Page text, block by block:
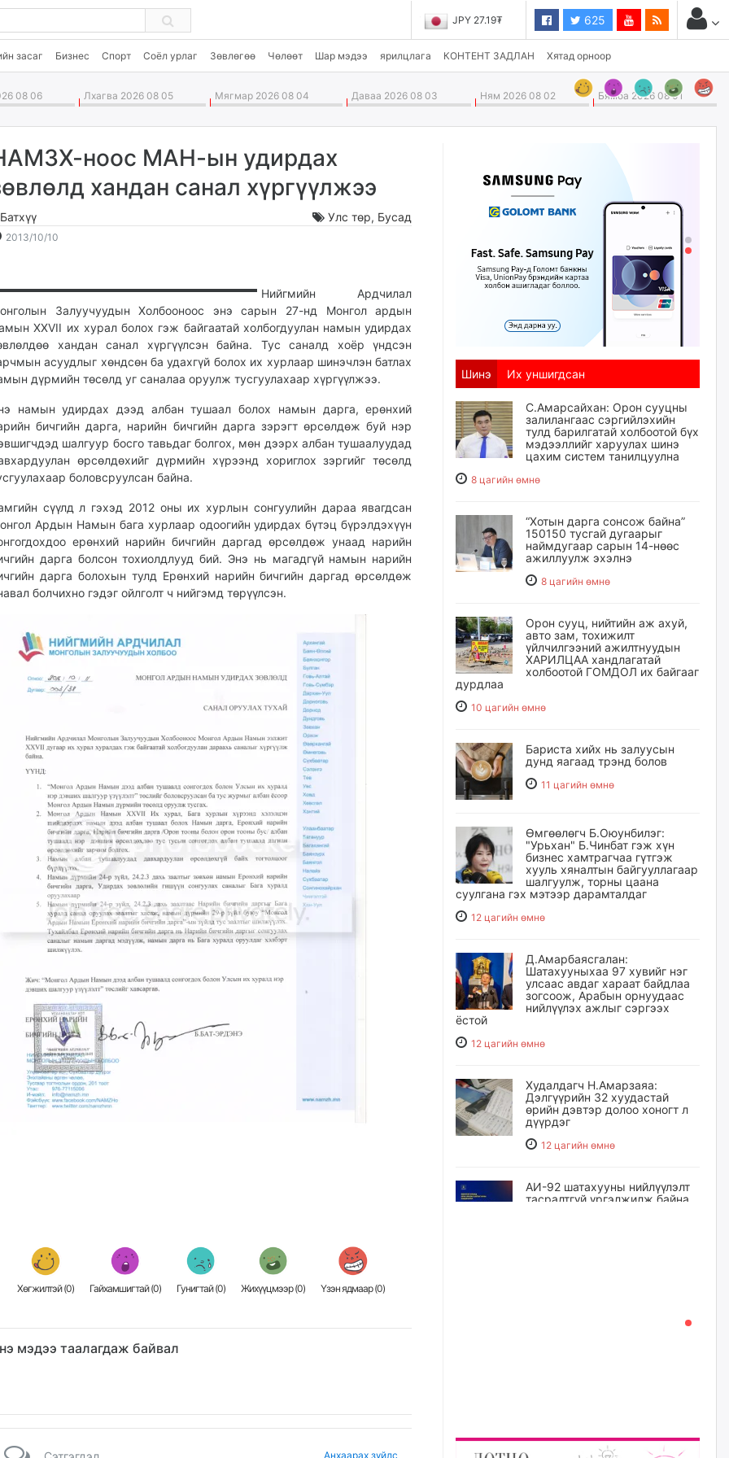
JPY 27.19₮ 625
засаг Бизнес Спорт Соёл урлаг Зөвлөгөө Чөлөөт Шар мэдээ ярилцлага КОНТЕНТ ЗАДЛАН Хятад орноор
08 06 Лхагва 2026 08 05 Мягмар 2026 08 04 Даваа 2026 08 03 Ням 2026 08 02 Бямба 2026 08 01
ноос МАН-ын удирдах
хандан санал хүргүүлжээ
Улс төр, Бусад
2013/10/10
20:11:52
01:15:19
Нийгмийн Ардчилал
Залуучуудын Холбооноос энэ сарын 27-нд Монгол ардын
XXVII их хурал болох гэж байгаатай холбогдуулан намын удирдах
хандан санал хүргүүлсэн байна. Тус саналд хоёр үндсэн
асуудлыг хөндсөн ба удахгүй болох их хурлаар шинэчлэн батлах
дүрмийн төсөлд уг саналаа оруулж тусгуулахаар хүргүүлжээ.
намын удирдах дээд албан тушаал болох намын дарга, ерөнхий
бичгийн дарга, нарийн бичгийн дарга зэрэгт өрсөлдөж буй нэр
шалгуур босго тавьдаг болгох, мөн дээрх албан тушаалуудад
өрсөлдөхийг дүрмийн хүрээнд хориглох зэргийг төсөлд
боловсруулсан байна.
сүүлд л гэхэд 2012 оны их хурлын сонгуулийн дараа явагдсан
Ардын Намын бага хурлаар одоогийн удирдах бүтэц бүрэлдэхүүн
ерөнхий нарийн бичгийн даргад өрсөлдөж унаад нарийн
дарга болсон тохиолдлууд бий. Энэ нь магадгүй намын нарийн
дарга болохын тулд Ерөнхий нарийн бичгийн даргад өрсөлдөж
болчихно гэдэг ойлголт ч нийгэмд төрүүлсэн.
Хөгжилтэй (0) Гайхамшигтай (0) Гунигтай (0) Жихүүцмээр (0) Үзэн ядмаар (0)
мэдээ таалагдаж байвал
Анхаарах зүйлс
Шинэ Их уншигдсан
С.Амарсайхан: Орон сууцны
залилангаас сэргийлэхийн
тулд барилгатай холбоотой бүх
мэдээллийг харуулах шинэ
цахим систем танилцуулна
8 цагийн өмнө
“Хотын дарга сонсож байна”
150150 тусгай дугаарыг
наймдугаар сарын 14-нөөс
ажиллуулж эхэлнэ
8 цагийн өмнө
Орон сууц, нийтийн аж ахуй,
авто зам, тохижилт
үйлчилгээний ажилтнуудын
ХАРИЛЦАА хандлагатай
холбоотой ГОМДОЛ их байгааг
дурдлаа
10 цагийн өмнө
Бариста хийх нь залуусын
дунд яагаад трэнд болов
11 цагийн өмнө
Өмгөөлөгч Б.Оюунбилэг:
"Урьхан" Б.Чинбат гэж хүн
бизнес хамтрагчаа гүтгэж
хууль хяналтын байгууллагаар
шалгуулж, торны цаана
суулгана гэх мэтээр дарамталдаг
12 цагийн өмнө
Д.Амарбаясгалан:
Шатахууныхаа 97 хувийг нэг
улсаас авдаг хараат байдлаа
зогсоож, Арабын орнуудаас
нийлүүлэх ажлыг сэргээх
ёстой
12 цагийн өмнө
Худалдагч Н.Амарзаяа:
Дэлгүүрийн 32 хуудастай
өрийн дэвтэр долоо хоногт л
дүүрдэг
12 цагийн өмнө
АИ-92 шатахууны нийлүүлэлт
тасралтгүй үргэлжилж байна